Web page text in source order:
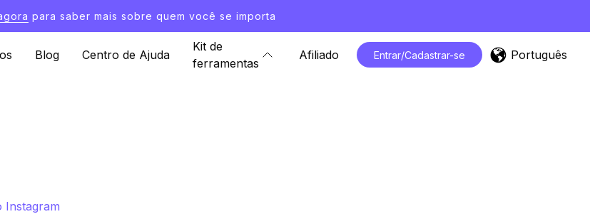
para saber mais sobre quem você se importa
Blog Centro de Ajuda
Kit de
ferramentas
Afiliado Entrar/Cadastrar-se Português
Instagram